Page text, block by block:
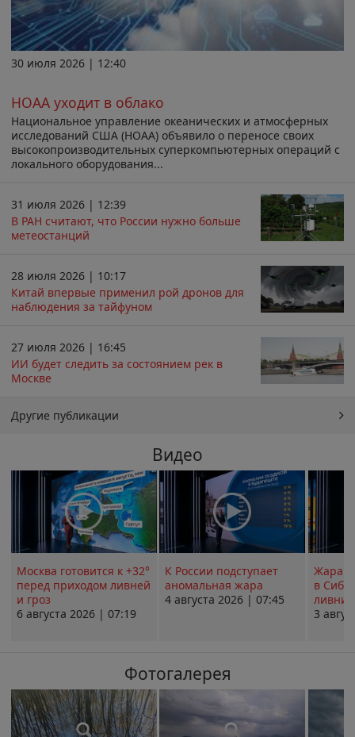
30 июля 2026 | 12:40
НОАА уходит в облако
Национальное управление океанических и атмосферных
исследований США (НОАА) объявило о переносе своих
высокопроизводительных суперкомпьютерных операций с
локального оборудования...
31 июля 2026 | 12:39
В РАН считают, что России нужно больше
метеостанций
28 июля 2026 | 10:17
Китай впервые применил рой дронов для
наблюдения за тайфуном
27 июля 2026 | 16:45
ИИ будет следить за состоянием рек в
Москве
Другие публикации
Видео
Москва готовится к +32°
перед приходом ливней
и гроз
6 августа 2026 | 07:19
К России подступает
аномальная жара
4 августа 2026 | 07:45
Жара в
в
ливни
3
Фотогалерея